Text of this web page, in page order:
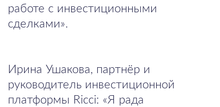
работе с инвестиционными
сделками».
Ирина Ушакова, партнёр и
руководитель инвестиционной
платформы Ricci: «Я рада